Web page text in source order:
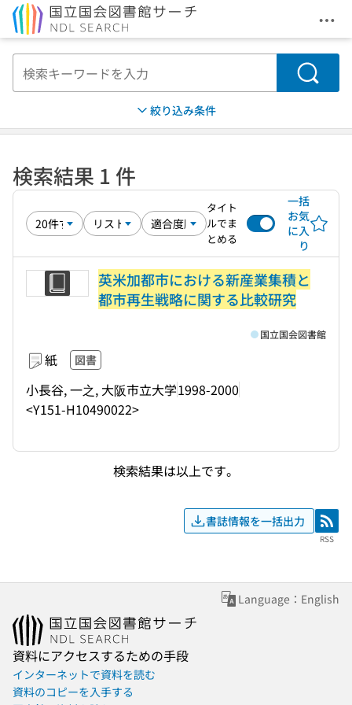
メ
検索
絞り込み条件
検索結果 1 件
タイト
ルでま
とめる
一括
お気
に入
り
英米加都市における新産業集積と
都市再生戦略に関する比較研究
紙 図書
小長谷, 一之, 大阪市立大学1998-2000
<Y151-H10490022>
国立国会図書館
検索結果は以上です。
書誌情報を一括出力 RSS
RSS
Language：English
資料にアクセスするための手段
インターネットで資料を読む
資料のコピーを入手する